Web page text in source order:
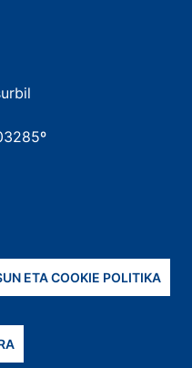
ETA COOKIE POLITIKA